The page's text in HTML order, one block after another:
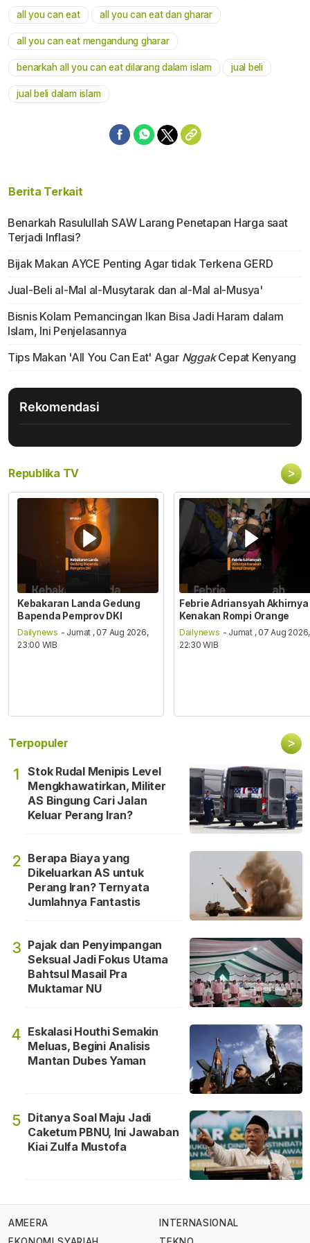
all you can eat all you can eat dan gharar
all you can eat mengandung gharar
benarkah all you can eat dilarang dalam islam jual beli
jual beli dalam islam
Berita Terkait
Benarkah Rasulullah SAW Larang Penetapan Harga saat
Terjadi Inflasi?
Bijak Makan AYCE Penting Agar tidak Terkena GERD
Jual-Beli al-Mal al-Musytarak dan al-Mal al-Musya'
Bisnis Kolam Pemancingan Ikan Bisa Jadi Haram dalam
Islam, Ini Penjelasannya
Tips Makan 'All You Can Eat' Agar NggakCepat Kenyang
Rekomendasi
Republika TV >
Kebakaran Landa Gedung
Bapenda Pemprov DKI
Dailynews - Jumat , 07 Aug 2026,
23:00 WIB
Febrie Adriansyah Akhirnya
Kenakan Rompi Orange
Dailynews - Jumat , 07 Aug 2026,
22:30 WIB
Terpopuler >
1
Stok Rudal Menipis Level
Mengkhawatirkan, Militer
AS Bingung Cari Jalan
Keluar Perang Iran?
2 Berapa Biaya yang
Dikeluarkan AS untuk
Perang Iran? Ternyata
Jumlahnya Fantastis
3 Pajak dan Penyimpangan
Seksual Jadi Fokus Utama
Bahtsul Masail Pra
Muktamar NU
4 Eskalasi Houthi Semakin
Meluas, Begini Analisis
Mantan Dubes Yaman
5 Ditanya Soal Maju Jadi
Caketum PBNU, Ini Jawaban
Kiai Zulfa Mustofa
AMEERA
INTERNASIONAL